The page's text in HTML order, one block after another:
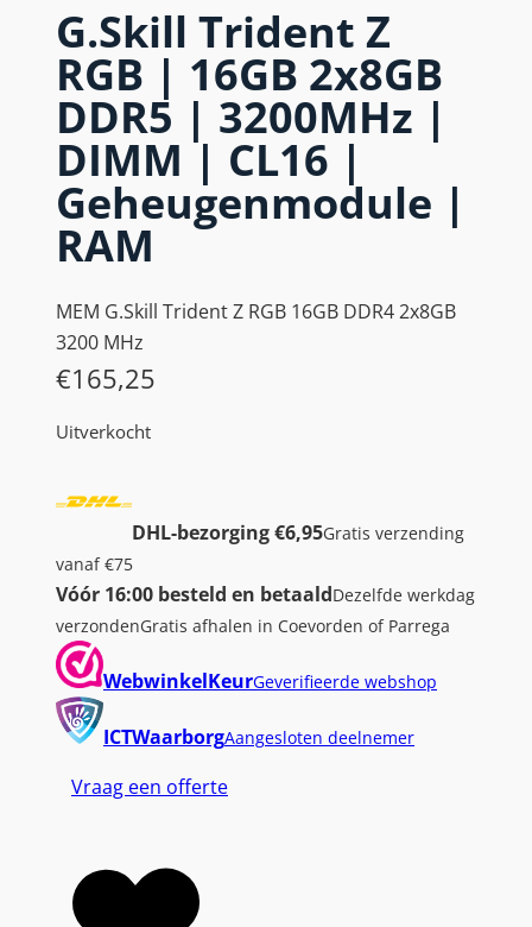
G.Skill Trident Z
RGB | 16GB 2x8GB
DDR5 | 3200MHz |
DIMM | CL16 |
Geheugenmodule |
RAM
MEM G.Skill Trident Z RGB 16GB DDR4 2x8GB
3200 MHz
€165,25
Uitverkocht
DHL-bezorging €6,95Gratis verzending
vanaf €75
Vóór 16:00 besteld en betaaldDezelfde werkdag
verzondenGratis afhalen in Coevorden of Parrega
WebwinkelKeurGeverifieerde webshop
ICTWaarborgAangesloten deelnemer
Vraag een offerte